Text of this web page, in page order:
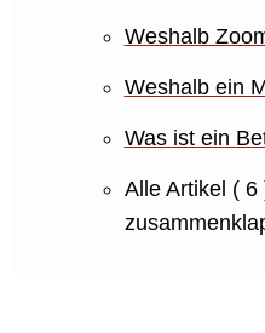
Weshalb
Weshalb ein
Was ist ein
Alle Artikel ( 6